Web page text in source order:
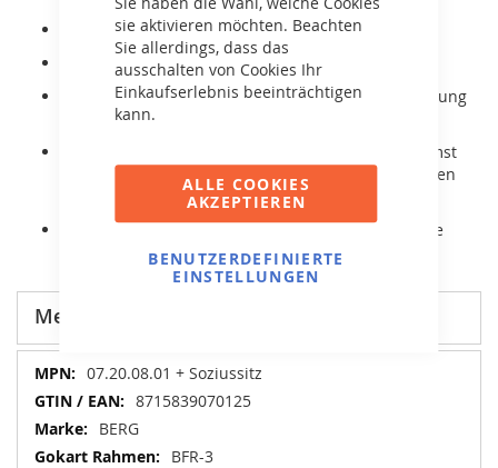
sie aktivieren möchten. Beachten
Sie allerdings, dass das
ausschalten von Cookies Ihr
Einkaufserlebnis beeinträchtigen
kann.
ALLE COOKIES
AKZEPTIEREN
BENUTZERDEFINIERTE
EINSTELLUNGEN
Mit Dreigangschaltung!
Er wächst mit dank verstellbarem Sitz.
Sehr robuster Rahmen, auch für gewerbliche Nutzung
geeignet.
Mit dem BFR System kann mit den Pedalen gebremst
werden und nach dem Stillstand rückwärts gefahren
Er ist mit komfortablen Luftreifen und Pendelachse
ausgestattet.
Mehr Informationen
Mehr
Informationen
07.20.08.01 + Soziussitz
8715839070125
BERG
BFR-3